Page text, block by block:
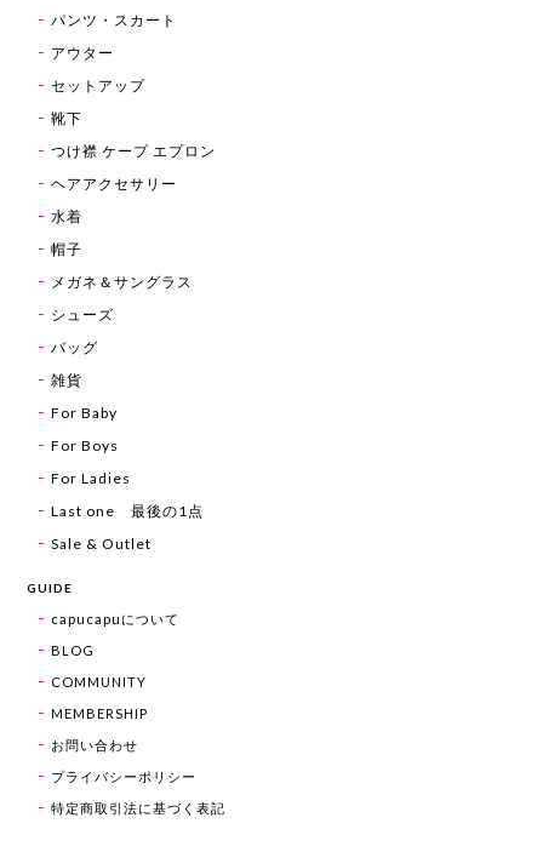
パンツ・スカート
アウター
セットアップ
靴下
つけ襟 ケープ エプロン
ヘアアクセサリー
水着
帽子
メガネ＆サングラス
シューズ
バッグ
雑貨
For Baby
For Boys
For Ladies
Last one 最後の1点
Sale & Outlet
GUIDE
capucapuについて
BLOG
COMMUNITY
MEMBERSHIP
お問い合わせ
プライバシーポリシー
特定商取引法に基づく表記